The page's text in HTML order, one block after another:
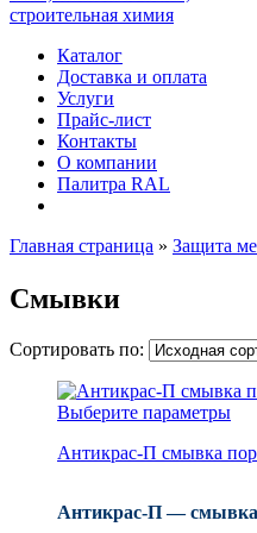
Каталог
Доставка и оплата
Услуги
Прайс-лист
Контакты
О компании
Палитра RAL
Главная страница » Защита
Смывки
Сортировать по:
Выберите параметры
Антикрас-П смывка
Антикрас-П —